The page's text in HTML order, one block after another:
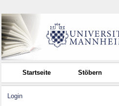
Startseite Stöbern
Login